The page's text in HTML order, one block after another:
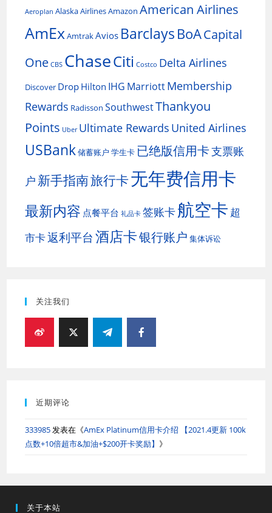
Aeroplan Alaska AirlinesAmazon American Airlines
AmExAmtrakAvios Barclays BoACapital
One CBS ChaseCiti Costco Delta Airlines
Discover Drop Hilton IHG MarriottMembership
Rewards Radisson SouthwestThankyou
Points Uber Ultimate Rewards United Airlines
USBank储蓄账户 学生卡 已绝版信用卡支票账
户 新手指南旅行卡无年费信用卡
最新内容 点餐平台 礼品卡 签账卡航空卡 超
市卡返利平台 酒店卡银行账户 集体诉讼
关注我们
近期评论
333985发表在《AmEx Platinum信用卡介绍 【2021.4更新 100k
点数+10倍超市&加油+$200开卡奖励】 》
关于本站